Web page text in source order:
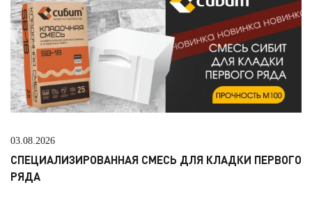
03.08.2026
СПЕЦИАЛИЗИРОВАННАЯ СМЕСЬ ДЛЯ КЛАДКИ ПЕРВОГО
РЯДА